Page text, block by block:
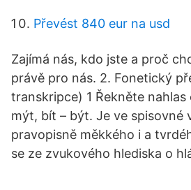
Převést 840 eur na usd
Zajímá nás, kdo jste a proč
právě pro nás. 2. Fonetický
transkripce) 1 Řekněte
mýt, bít – být. Je ve spisovné
pravopisně měkkého i a
se ze zvukového hlediska o